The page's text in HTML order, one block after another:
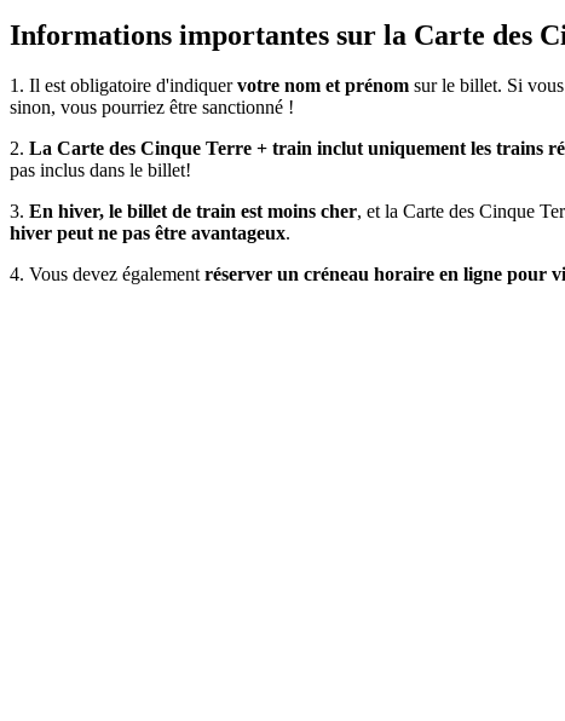
Informations importantes sur la Carte des
1. Il est obligatoire d'indiquervotre nom et prénom sur le billet. Si
sinon, vous pourriez être sanctionné !
2. La Carte des Cinque Terre + train inclut uniquement les trains
pas inclus dans le billet!
3. En hiver, le billet de train est moins cher, et la Carte des Cinque
hiver peut ne pas être avantageux.
4. Vous devez égalementréserver un créneau horaire en ligne pour